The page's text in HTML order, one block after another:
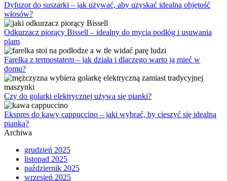
Dyfuzor do suszarki – jak używać, aby uzyskać idealną objętość
włosów?
Odkurzacz piorący Bissell – idealny do mycia podłóg i usuwania
plam
Farelka z termostatem – jak działa i dlaczego warto ją mieć w
domu?
Czy do golarki elektrycznej używa się pianki?
Ekspres do kawy cappuccino – jaki wybrać, by cieszyć się idealną
pianką?
Archiwa
grudzień 2025
listopad 2025
październik 2025
wrzesień 2025